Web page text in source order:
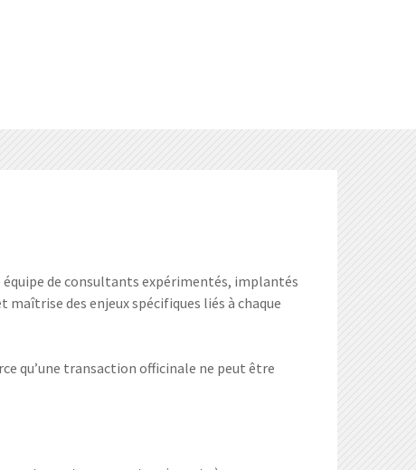
équipe de consultants expérimentés, implantés
des enjeux spécifiques liés à chaque
qu’une transaction officinale ne peut être